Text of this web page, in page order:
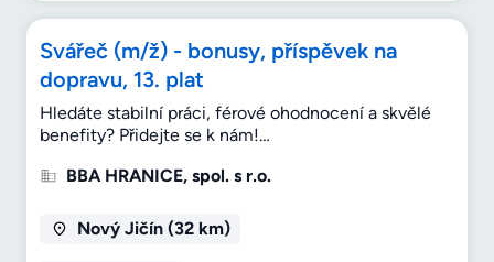
Svářeč (m/ž) - bonusy, příspěvek na
dopravu, 13. plat
Hledáte stabilní práci, férové ohodnocení a skvělé
benefity? Přidejte se k nám!…
BBA HRANICE, spol. s r.o.
Nový Jičín (32 km)